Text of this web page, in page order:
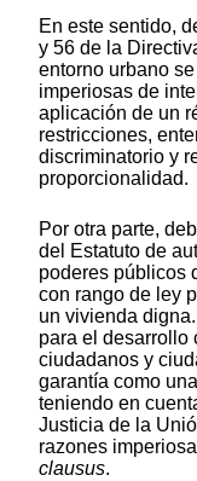
En este sentido,
y 56 de la
entorno urbano
imperiosas de
aplicación de un
restricciones,
discriminatorio y
proporcionalidad.
Por otra parte,
del Estatuto de
poderes públicos
con rango de ley
un vivienda
para el desarrollo
ciudadanos y
garantía como
teniendo en
Justicia de la
razones
clausus.